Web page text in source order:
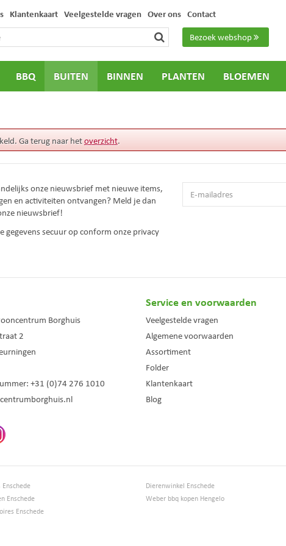
Bezoek webshop
Klantenkaart Veelgestelde vragen Over ons Contact
BBQ BUITEN BINNEN PLANTEN BLOEMEN
Ga terug naar hetoverzicht.
onze nieuwsbrief met nieuwe items,
en activiteiten ontvangen? Meld je dan
nieuwsbrief!
gegevens secuur op conform onze privacy
Borghuis
2
+31 (0)74 276 1010
Service en voorwaarden
Veelgestelde vragen
Algemene voorwaarden
Assortiment
Folder
Klantenkaart
Blog
Enschede
Enschede
Dierenwinkel Enschede
Weber bbq kopen Hengelo